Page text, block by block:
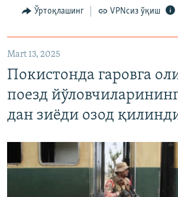
Ўртоқлашинг VPNсиз ўқиш
Mart 13, 2025
Покистонда гаровга
поезд
дан зиёди озод